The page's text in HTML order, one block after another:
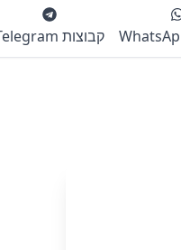
קבוצות Telegram